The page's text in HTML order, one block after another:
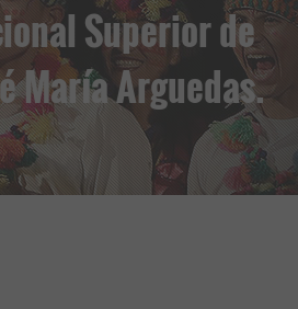
Superior de
María Arguedas.